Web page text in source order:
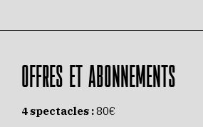
OFFRES ET ABONNEMENTS
4 spectacles :80€